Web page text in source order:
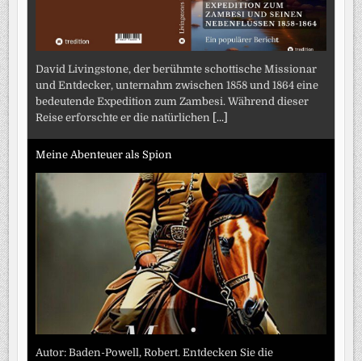
David Livingstone, der berühmte schottische Missionar
und Entdecker, unternahm zwischen 1858 und 1864 eine
bedeutende Expedition zum Zambesi. Während dieser
Reise erforschte er die natürlichen [...]
Meine Abenteuer als Spion
Autor: Baden-Powell, Robert. Entdecken Sie die